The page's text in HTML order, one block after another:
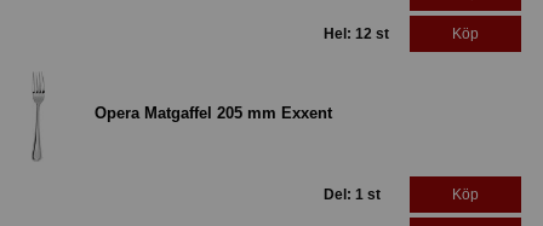
Hel: 12 st Köp
Opera Matgaffel 205 mm Exxent
Del: 1 st Köp